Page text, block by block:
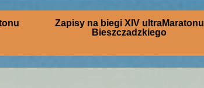
Zapisy na biegi XIV ultraMaratonu
Bieszczadzkiego